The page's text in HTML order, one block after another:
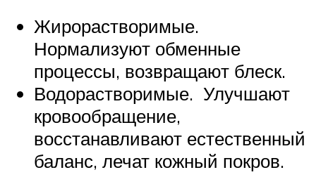
Жирорастворимые.
Нормализуют обменные
процессы, возвращают блеск.
Водорастворимые. Улучшают
кровообращение,
восстанавливают естественный
баланс, лечат кожный покров.